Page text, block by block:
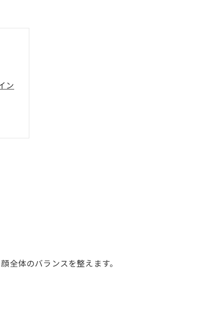
ン
全体のバランスを整えます。